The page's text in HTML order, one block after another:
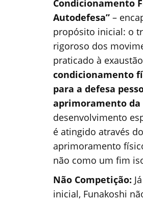
Condicionamento
Autodefesa”–
propósito inicial: o
rigoroso dos
praticado à
condicionamento
para a defesa
aprimoramento da
desenvolvimento
é atingido através do
aprimoramento
não como um fim
Não Competição:
inicial, Funakoshi